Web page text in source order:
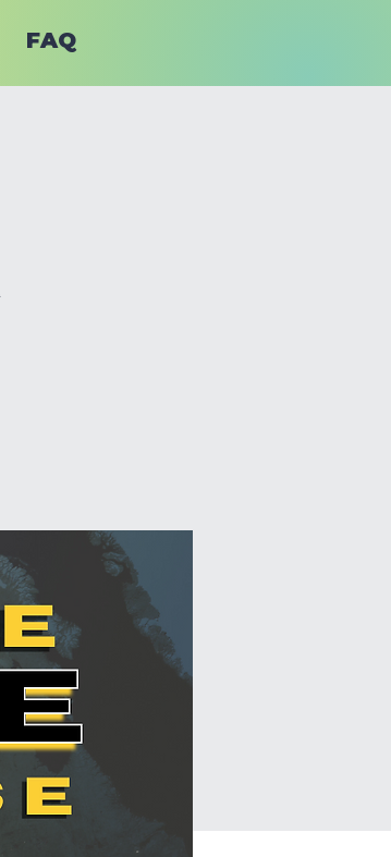
FAQ